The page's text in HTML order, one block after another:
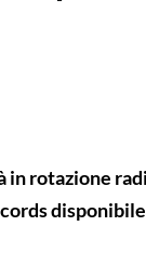
in rotazione